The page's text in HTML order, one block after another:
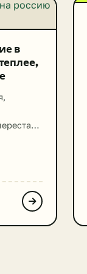
в